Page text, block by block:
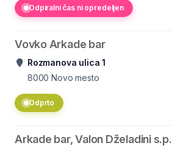
Odpiralni čas ni opredeljen
Vovko Arkade bar
Rozmanova ulica 1
8000 Novo mesto
Odprto
Arkade bar, Valon Dželadini s.p.